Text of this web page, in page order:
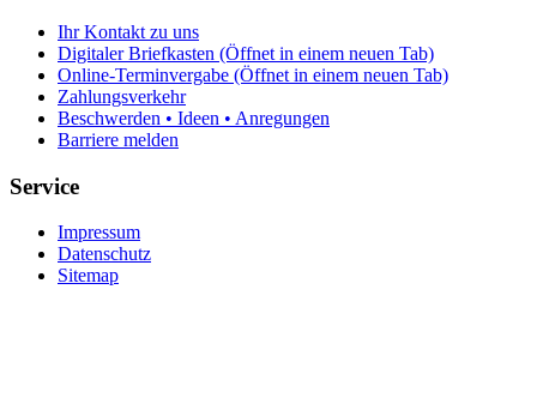
Ihr Kontakt zu uns
Digitaler Briefkasten (Öffnet in einem neuen Tab)
Online-Terminvergabe (Öffnet in einem neuen Tab)
Zahlungsverkehr
Beschwerden • Ideen • Anregungen
Barriere melden
Service
Impressum
Datenschutz
Sitemap